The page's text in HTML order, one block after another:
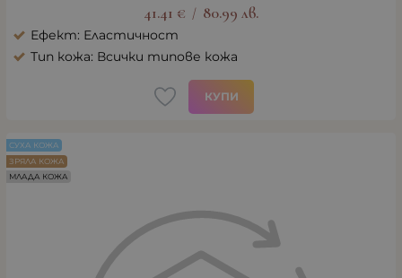
41.41 € / 80.99 лв.
Ефект: Еластичност
Тип кожа: Всички типове кожа
КУПИ
СУХА КОЖА
ЗРЯЛА КОЖА
МЛАДА КОЖА